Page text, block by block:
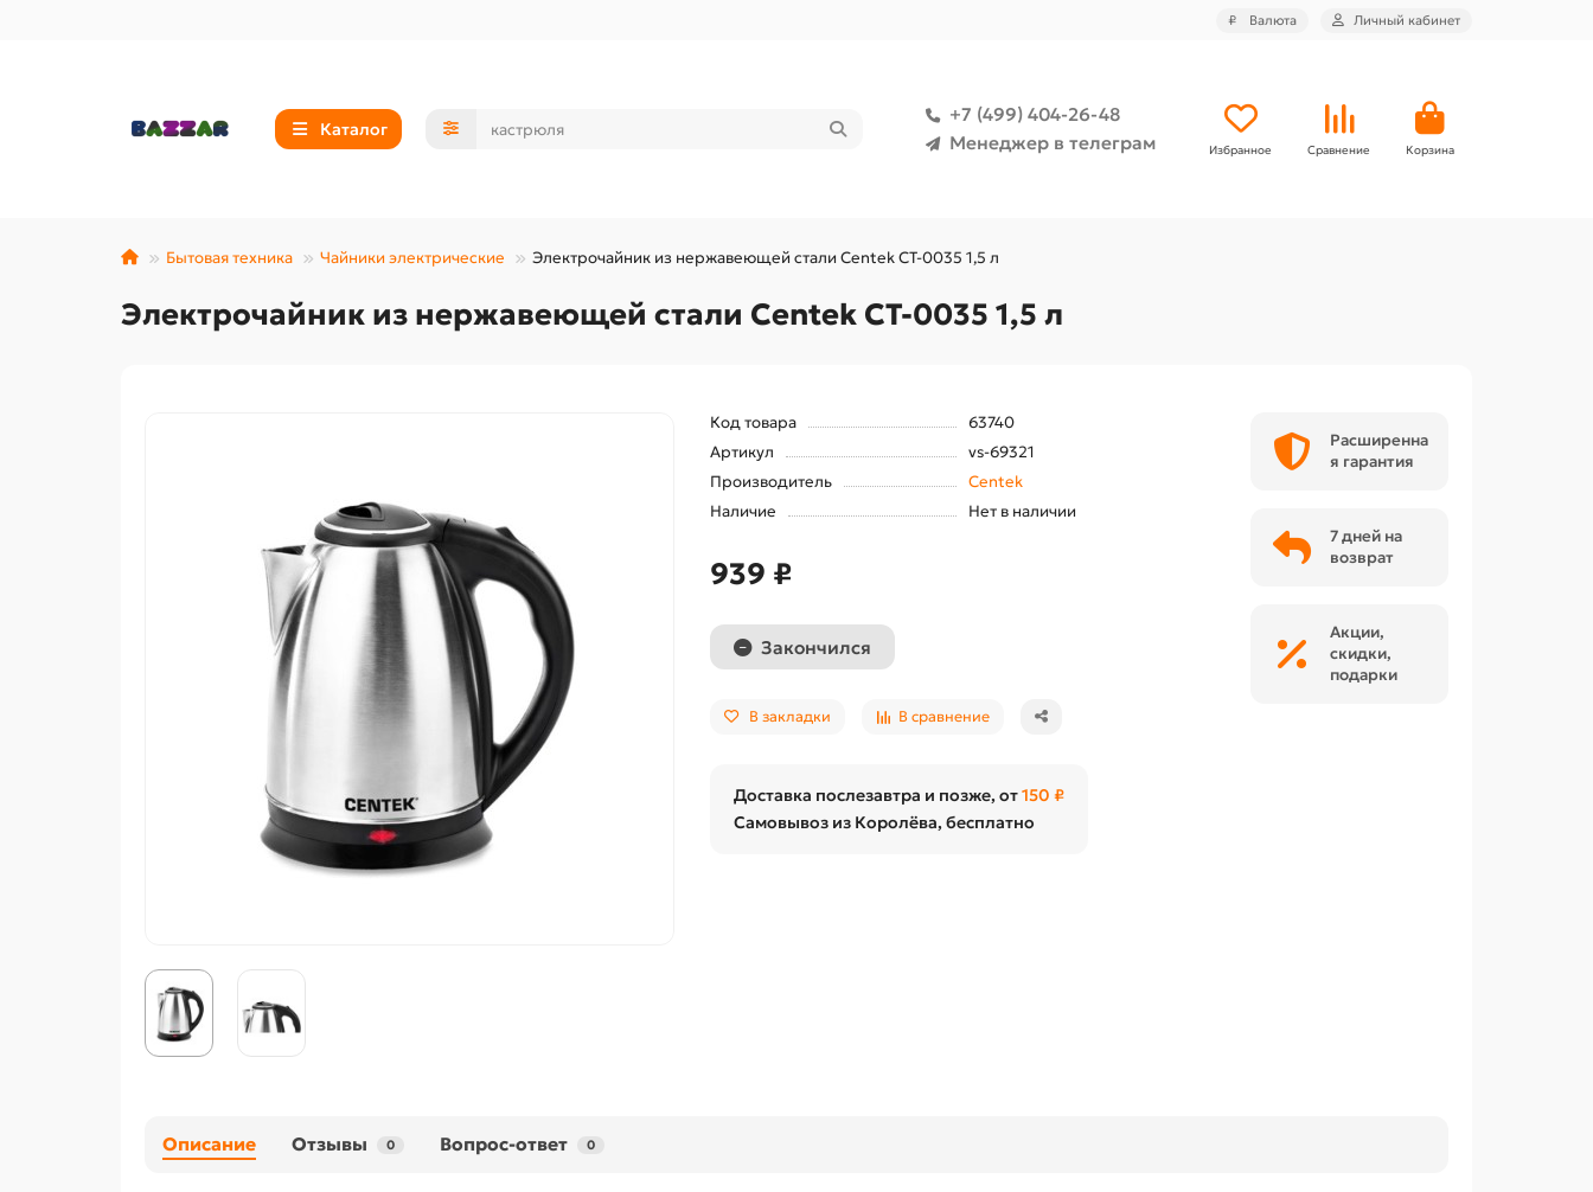
₽ Валюта Личный кабинет
Каталог
+7 (499) 404-26-48
Менеджер в телеграм
Избранное Сравнение Корзина
Бытовая техника Чайники электрические Электрочайник из нержавеющей стали Centek CT-0035 1,5 л
Электрочайник из нержавеющей стали Centek CT-0035 1,5 л
Код товара
63740
Артикул
vs-69321
Производитель
Centek
Наличие
Нет в наличии
939 ₽
Закончился
В закладки В сравнение
Доставка послезавтра и позже, от150 ₽
Самовывоз из Королёва, бесплатно
Расширенна
я гарантия
7 дней на
возврат
Акции,
скидки,
подарки
Описание Отзывы 0 Вопрос-ответ 0